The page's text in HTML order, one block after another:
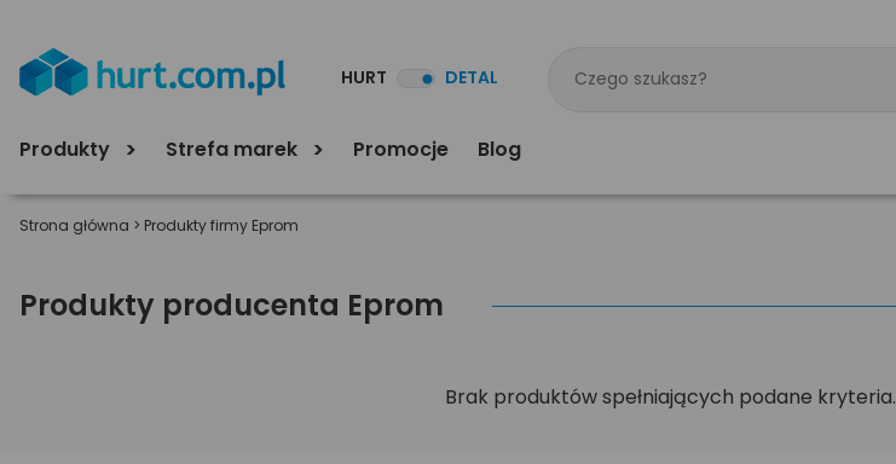
HURT DETAL
Produkty Strefa marek Promocje Blog
Strona główna > Produkty firmy Eprom
Produkty producenta Eprom
Brak produktów spełniających podane kryteria.